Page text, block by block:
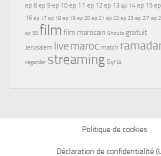
ep 8 ep 9 ep 10 ep 11 ep 12 ep 13 ep 14 ep 15 ep
16 ep 17 ep 18 ep 19 ep 20 ep 21 ep 22 ep 23 ep 27 ep
ep 30 film film marocain Ghouta gratuit
Jerusalem live maroc match
regarder streamingSyria
Politique de cookies
Déclaration de confidentialité